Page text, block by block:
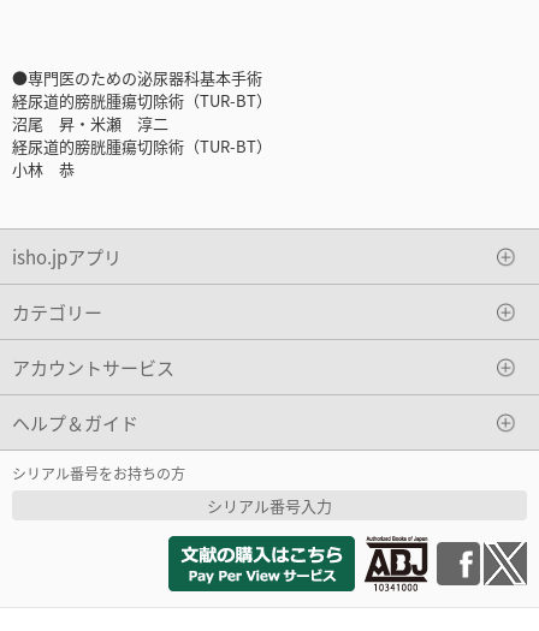
●専門医のための泌尿器科基本手術
経尿道的膀胱腫瘍切除術（TUR-BT）
沼尾 昇・米瀬 淳二
経尿道的膀胱腫瘍切除術（TUR-BT）
小林 恭
isho.jpアプリ
カテゴリー
アカウントサービス
ヘルプ＆ガイド
シリアル番号をお持ちの方
シリアル番号入力